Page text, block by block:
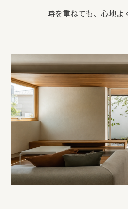
REFORM
COMPANY
モデルハウス
新築住宅のお問
リフォームのお
時を重ねても、心地よ